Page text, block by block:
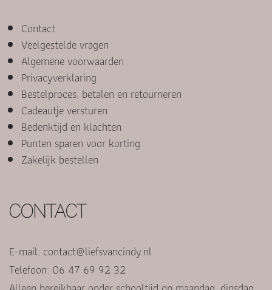
Contact
Veelgestelde vragen
Algemene voorwaarden
Privacyverklaring
Bestelproces, betalen en retourneren
Cadeautje versturen
Bedenktijd en klachten
Punten sparen voor korting
Zakelijk bestellen
CONTACT
E-mail: contact@liefsvancindy.nl
Telefoon: 06 47 69 92 32